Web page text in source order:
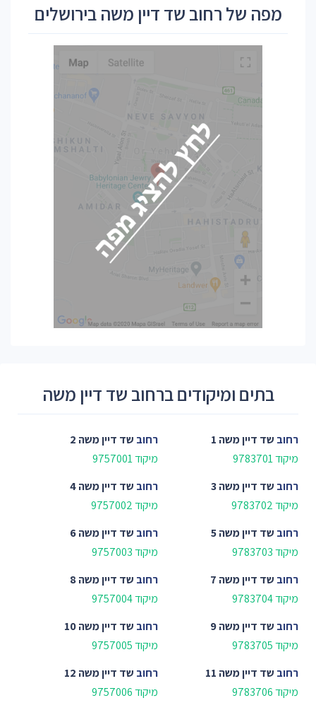
מפה של רחוב שד דיין משה בירושלים
בתים ומיקודים ברחוב שד דיין משה
רחוב שד דיין משה 1
מיקוד 9783701
רחוב שד דיין משה 2
מיקוד 9757001
רחוב שד דיין משה 3
מיקוד 9783702
רחוב שד דיין משה 4
מיקוד 9757002
רחוב שד דיין משה 5
מיקוד 9783703
רחוב שד דיין משה 6
מיקוד 9757003
רחוב שד דיין משה 7
מיקוד 9783704
רחוב שד דיין משה 8
מיקוד 9757004
רחוב שד דיין משה 9
מיקוד 9783705
רחוב שד דיין משה 10
מיקוד 9757005
רחוב שד דיין משה 11
מיקוד 9783706
רחוב שד דיין משה 12
מיקוד 9757006